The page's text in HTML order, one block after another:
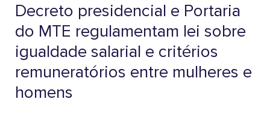
Decreto presidencial e Portaria
do MTE regulamentam lei sobre
igualdade salarial e critérios
remuneratórios entre mulheres e
homens